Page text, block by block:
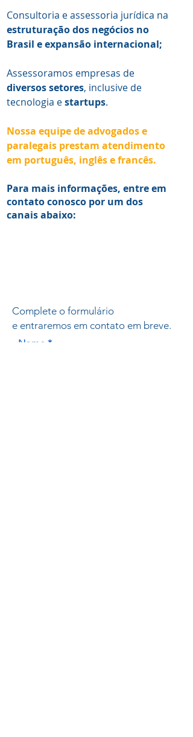
Consultoria e assessoria jurídica na
estruturação dos negócios no
Brasil e expansão internacional;
Assessoramos empresas de
diversos setores, inclusive de
tecnologia estartups.
Nossa equipe de advogados e
paralegais prestam atendimento
em português, inglês e francês.
Para mais informações, entre em
contato conosco por um dos
canais abaixo:
Complete o formulário
e entraremos em contato em breve.
Nome